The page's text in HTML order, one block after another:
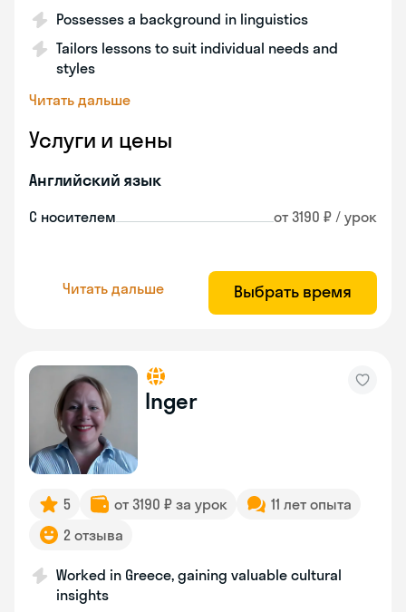
Possesses a background in linguistics
Tailors lessons to suit individual needs and
styles
Читать дальше
Услуги и цены
Английский язык
С носителем от 3190 ₽ / урок
Читать дальше Выбрать время
Inger
5 от 3190 ₽ за урок
11 лет опыта
2 отзыва
Worked in Greece, gaining valuable cultural
insights